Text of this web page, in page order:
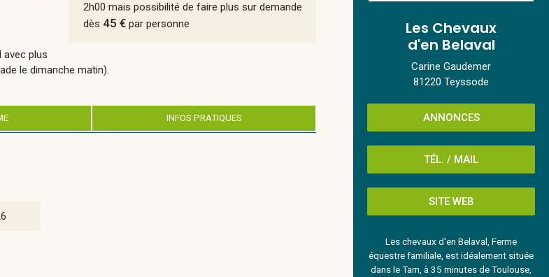
2h00 mais possibilité de faire plus sur demande
dès 45 €par personne
avec plus
le dimanche matin).
INFOS PRATIQUES
Les Chevaux
d'en Belaval
Carine Gaudemer
81220 Teyssode
ANNONCES
TÉL. / MAIL
SITE WEB
Les chevaux d'en Belaval, Ferme
équestre familiale, est idéalement située
dans le Tarn, à 35 minutes de Toulouse,